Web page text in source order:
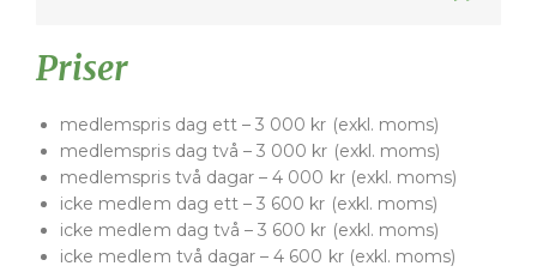
Priser
medlemspris dag ett – 3 000 kr (exkl. moms)
medlemspris dag två – 3 000 kr (exkl. moms)
medlemspris två dagar – 4 000 kr (exkl. moms)
icke medlem dag ett – 3 600 kr (exkl. moms)
icke medlem dag två – 3 600 kr (exkl. moms)
icke medlem två dagar – 4 600 kr (exkl. moms)